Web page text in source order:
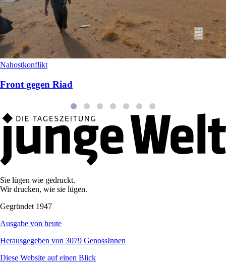
Nahostkonflikt
Front gegen Riad
Sie lügen wie gedruckt.
Wir drucken, wie sie lügen.
Gegründet 1947
Ausgabe von heute
Herausgegeben von 3079 GenossInnen
Diese Website auf einen Blick